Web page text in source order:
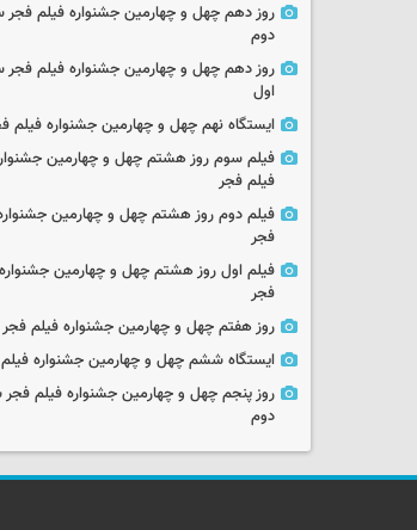
روز دهم چهل و چهارمین جشنواره فیلم
دوم
روز دهم چهل و چهارمین جشنواره فیلم
اول
ایستگاه نهم چهل و چهارمین جشنواره فیلم
فیلم سوم روز هشتم چهل و چهارمین
فیلم فجر
فیلم دوم روز هشتم چهل و چهارمین
فجر
فیلم اول روز هشتم چهل و چهارمین
فجر
روز هفتم چهل و چهارمین جشنواره فیلم فجر
ایستگاه ششم چهل و چهارمین جشنواره
روز پنجم چهل و چهارمین جشنواره فیلم
دوم